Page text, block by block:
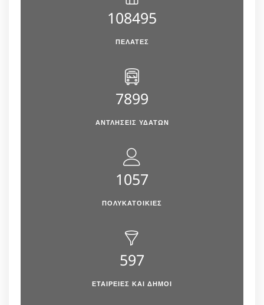
108495
ΠΕΛΆΤΕΣ
7899
ΑΝΤΛΉΣΕΙΣ ΥΔΆΤΩΝ
1057
ΠΟΛΥΚΑΤΟΙΚΙΕΣ
597
ΕΤΑΙΡΕΙΕΣ ΚΑΙ ΔΗΜΟΙ